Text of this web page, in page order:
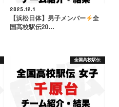
2025.12.1
【浜松日体】男子メンバー
全
国高校駅伝20…
全国高校駅伝